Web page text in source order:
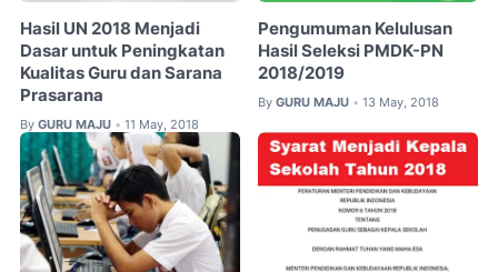
Hasil UN 2018 Menjadi
Dasar untuk Peningkatan
Kualitas Guru dan Sarana
Prasarana
By GURU MAJU • 11 May, 2018
Pengumuman Kelulusan
Hasil Seleksi PMDK-PN
2018/2019
By GURU MAJU • 13 May, 2018